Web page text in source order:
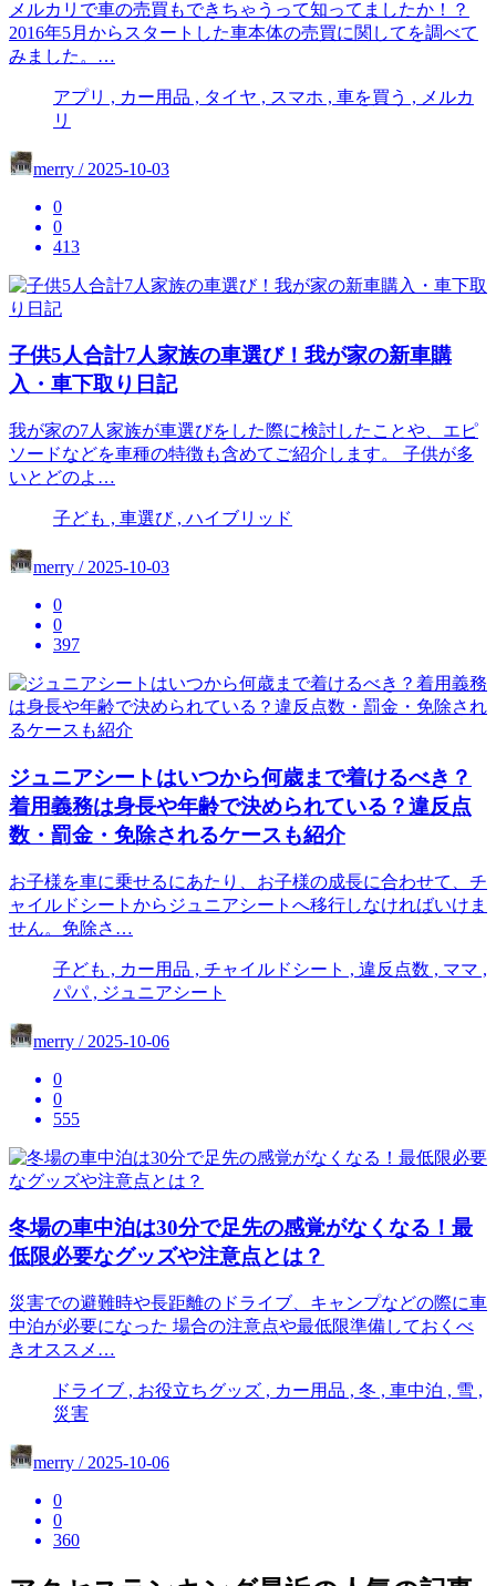
メルカリで車の売買もできちゃうって知ってましたか！？
2016年5月からスタートした車本体の売買に関してを調べて
みました。…
アプリ , カー用品 , タイヤ , スマホ , 車を買う , メルカ
リ
merry / 2025-10-03
0
0
413
子供5人合計7人家族の車選び！我が家の新車購
入・車下取り日記
我が家の7人家族が車選びをした際に検討したことや、エピ
ソードなどを車種の特徴も含めてご紹介します。 子供が多
いとどのよ…
子ども , 車選び , ハイブリッド
merry / 2025-10-03
0
0
397
ジュニアシートはいつから何歳まで着けるべき？
着用義務は身長や年齢で決められている？違反点
数・罰金・免除されるケースも紹介
お子様を車に乗せるにあたり、お子様の成長に合わせて、チ
ャイルドシートからジュニアシートへ移行しなければいけま
せん。免除さ…
子ども , カー用品 , チャイルドシート , 違反点数 , ママ ,
パパ , ジュニアシート
merry / 2025-10-06
0
0
555
冬場の車中泊は30分で足先の感覚がなくなる！最
低限必要なグッズや注意点とは？
災害での避難時や長距離のドライブ、キャンプなどの際に車
中泊が必要になった 場合の注意点や最低限準備しておくべ
きオススメ…
ドライブ , お役立ちグッズ , カー用品 , 冬 , 車中泊 , 雪 ,
災害
merry / 2025-10-06
0
0
360